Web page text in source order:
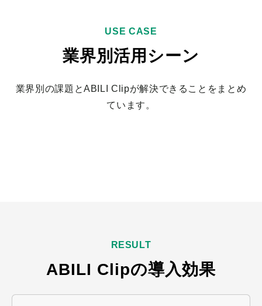
USE CASE
業界別活用シーン
業界別の課題とABILI Clipが解決できることをまとめ
ています。
RESULT
ABILI Clipの導入効果